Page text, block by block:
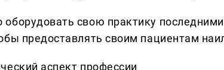
свою практику
предоставлять своим пациентам
аспект профессии